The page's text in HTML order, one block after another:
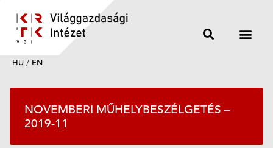
HU / EN
NOVEMBERI MŰHELYBESZÉLGETÉS –
2019-11